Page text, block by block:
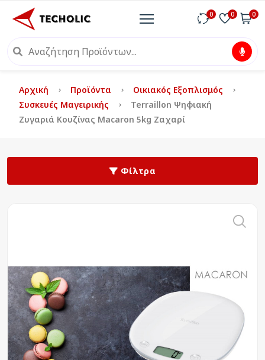
0 0 0
Αρχική Προϊόντα
Οικιακός Εξοπλισμός
Συσκευές Μαγειρικής
Terraillon Ψηφιακή
Ζυγαριά Κουζίνας Macaron 5kg Ζαχαρί
Φίλτρα